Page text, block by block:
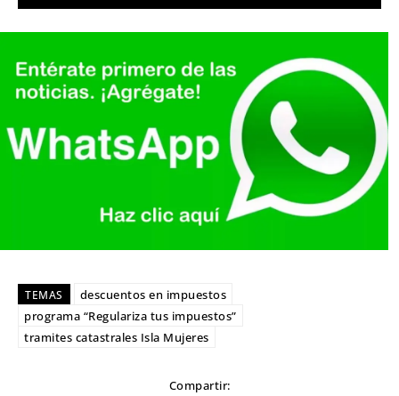
TEMAS
descuentos en impuestos
programa “Regulariza tus impuestos”
tramites catastrales Isla Mujeres
Compartir: